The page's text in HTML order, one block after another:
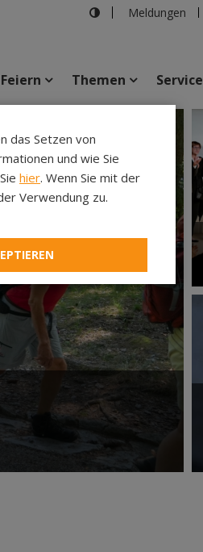
Meldungen
Veranstaltungen
Themen Service
das Setzen von
und wie Sie
hier. Wenn Sie mit der
Verwendung zu.